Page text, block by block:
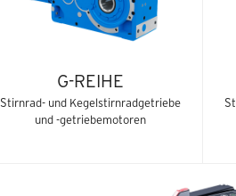
G-REIHE
Stirnrad- und Kegelstirnradgetriebe
und -getriebemotoren